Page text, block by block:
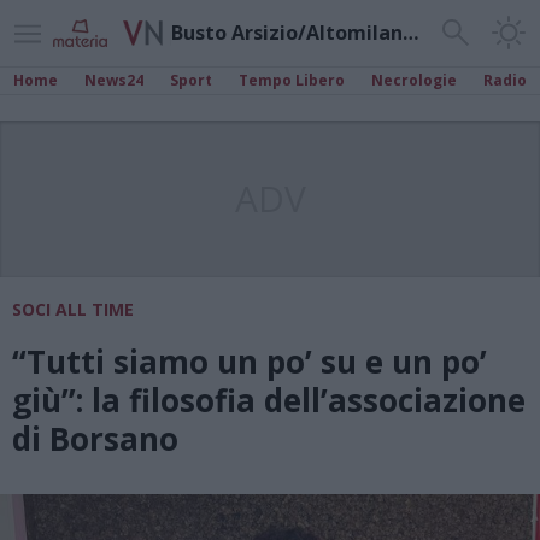
Busto Arsizio/Altomilanese
Home News24 Sport Tempo Libero Necrologie Radio
SOCI ALL TIME
“Tutti siamo un po’ su e un po’
giù”: la filosofia dell’associazione
di Borsano